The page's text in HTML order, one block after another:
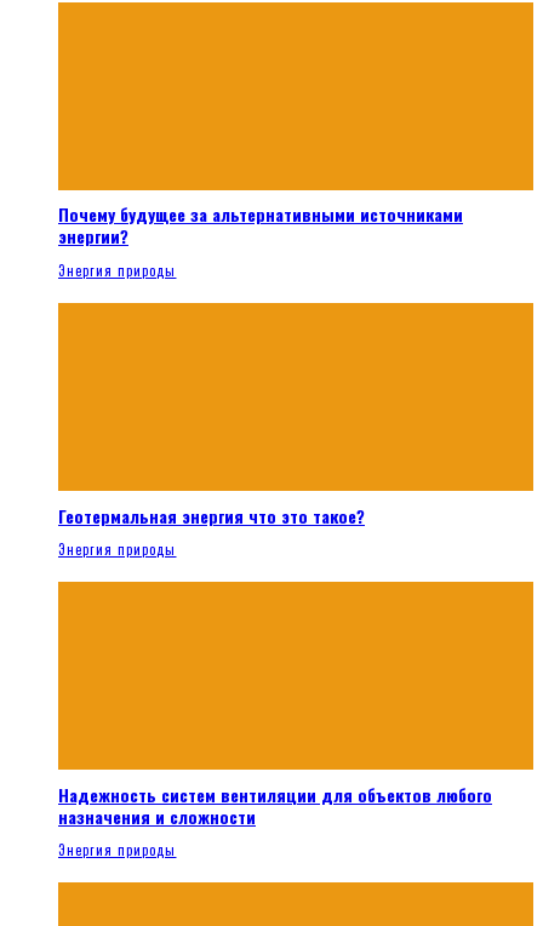
Почему будущее за альтернативными источниками
энергии?
Энергия природы
Геотермальная энергия что это такое?
Энергия природы
Надежность систем вентиляции для объектов любого
назначения и сложности
Энергия природы